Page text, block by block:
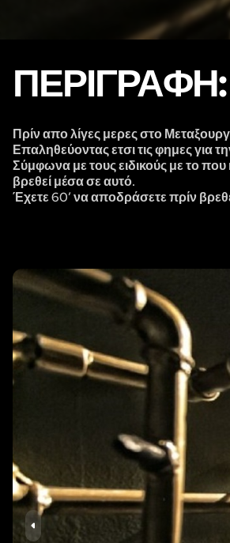
ΠΕΡΙΓΡΑΦΉ:
Πρίν απο λίγες μερες στο
Επαληθεύοντας ετσι τις φημες για
Σύμφωνα με τους ειδικούς με το που
βρεθεί μέσα σε αυτό.
Έχετε 60’ να αποδράσετε πρίν